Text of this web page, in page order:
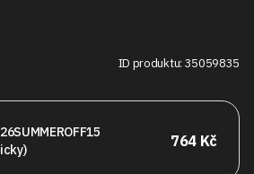
ID produktu: 35059835
26SUMMEROFF15
764 Kč